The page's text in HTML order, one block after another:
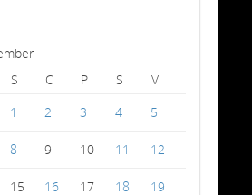
S C P S
V
1
2 3 4 5
8 9 10 11 12
15 16 17 18 19